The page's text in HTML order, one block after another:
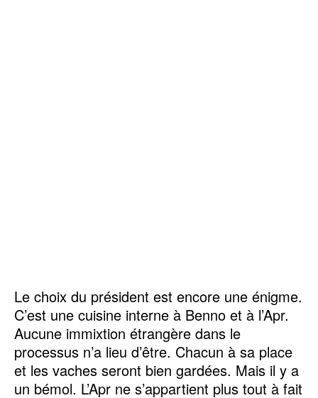
Le choix du président est encore une énigme.
C’est une cuisine interne à Benno et à l’Apr.
Aucune immixtion étrangère dans le
processus n’a lieu d’être. Chacun à sa place
et les vaches seront bien gardées. Mais il y a
un bémol. L’Apr ne s’appartient plus tout à fait